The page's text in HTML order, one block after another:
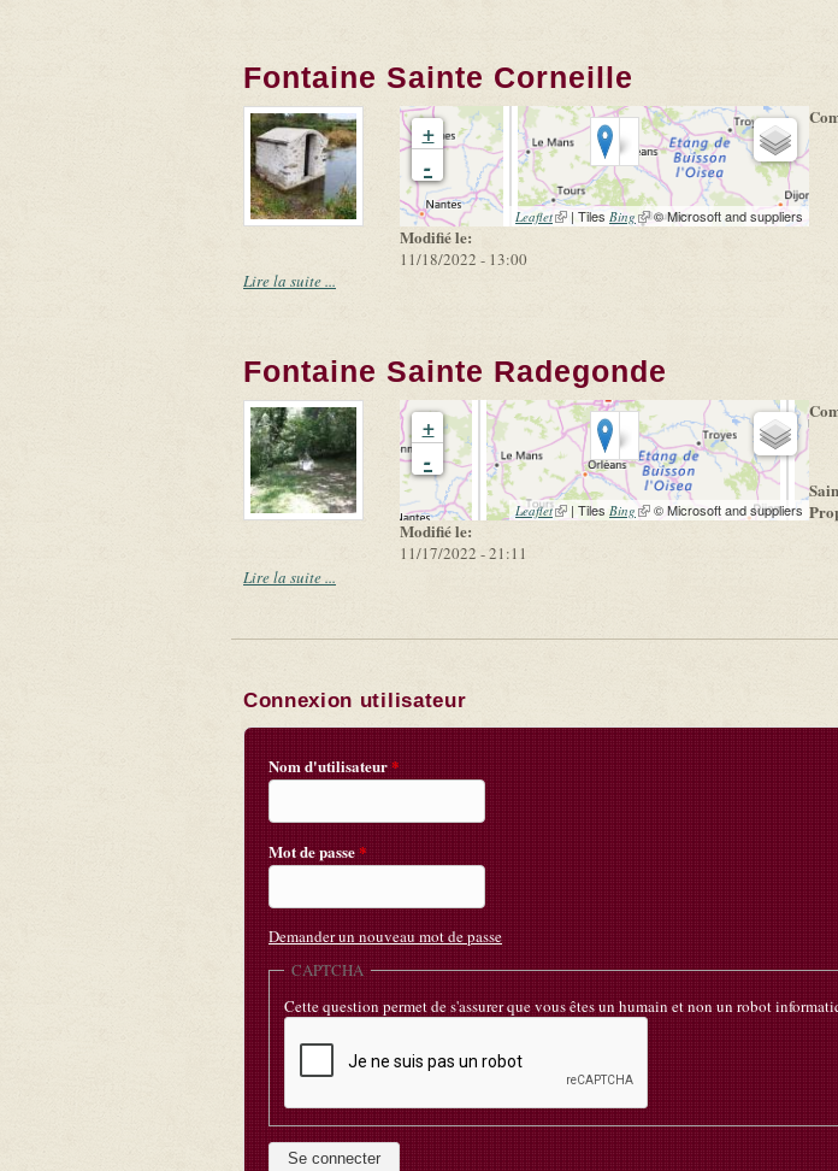
Fontaine Sainte Corneille
+
-
Leaflet(link is external)
| Tiles Bing (link is external)
© Microsoft and suppliers
Modifié le:
11/18/2022 - 13:00
Lire la suite ...
Fontaine Sainte Radegonde
+
-
Leaflet(link is external)
| Tiles Bing (link is external)
© Microsoft and suppliers
Modifié le:
11/17/2022 - 21:11
Lire la suite ...
Connexion utilisateur
Nom d'utilisateur*
Mot de passe*
Demander un nouveau mot de passe
CAPTCHA
Cette question permet de s'assurer que vous êtes un humain et non un robot